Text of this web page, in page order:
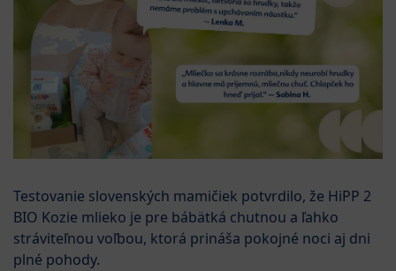
Testovanie slovenských mamičiek potvrdilo, že HiPP 2
BIO Kozie mlieko je pre bábätká chutnou a ľahko
stráviteľnou voľbou, ktorá prináša pokojné noci aj dni
plné pohody.